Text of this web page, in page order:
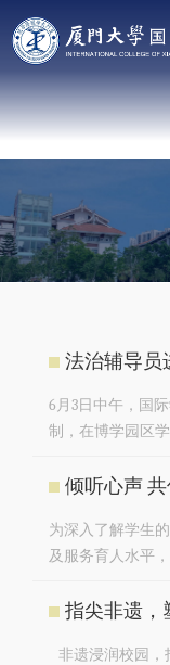
6月3日中午，国
制，在博学园区
为深入了解学生
及服务育人水平
非遗浸润校园，